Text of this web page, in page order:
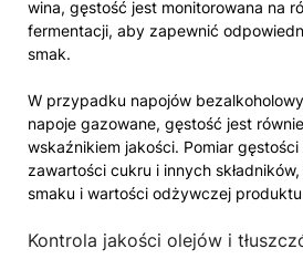
wina, gęstość jest monitorowana na
fermentacji, aby zapewnić
smak.
W przypadku napojów
napoje gazowane, gęstość jest
wskaźnikiem jakości. Pomiar
zawartości cukru i innych
smaku i wartości odżywczej
Kontrola jakości olejów i